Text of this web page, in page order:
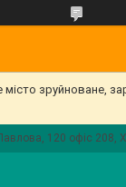
зруйноване,
120 офіс 208,